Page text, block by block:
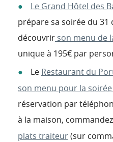
Le Grand Hôtel des
prépare sa soirée du
découvrir son menu de
unique à 195€ par
Le Restaurant du
son menu pour la
réservation par
à la maison, commandez
plats traiteur(sur